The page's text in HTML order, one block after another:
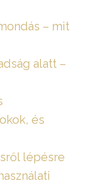
– mit
alatt –
és
lépésre